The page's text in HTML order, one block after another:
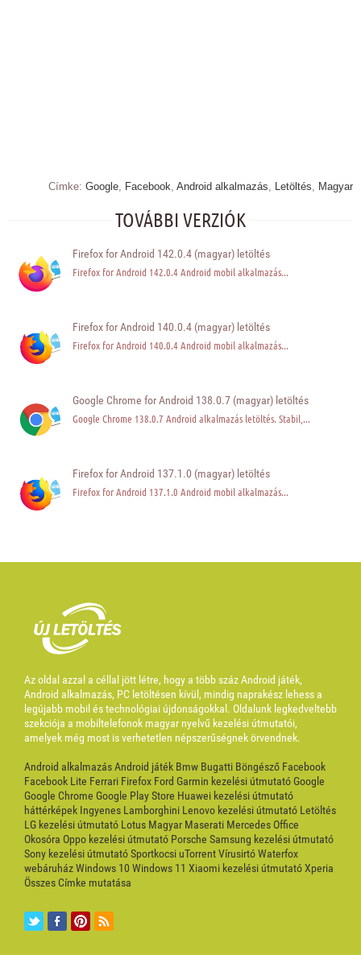
Címke: Google Facebook Android alkalmazás Letöltés Magyar
TOVÁBBI VERZIÓK
Firefox for Android 142.0.4 (magyar) letöltés
Firefox for Android 142.0.4 Android mobil alkalmazás...
Firefox for Android 140.0.4 (magyar) letöltés
Firefox for Android 140.0.4 Android mobil alkalmazás...
Google Chrome for Android 138.0.7 (magyar) letöltés
Google Chrome 138.0.7 Android alkalmazás letöltés. Stabil,...
Firefox for Android 137.1.0 (magyar) letöltés
Firefox for Android 137.1.0 Android mobil alkalmazás...
Az oldal azzal a céllal jött létre, hogy a több száz Android játék,
Android alkalmazás, PC letöltésen kívül, mindig naprakész lehess a
legújabb mobil és technológiai újdonságokkal. Oldalunk legkedveltebb
szekciója a mobiltelefonok magyar nyelvű kezelési útmutatói,
amelyek még most is verhetetlen népszerűségnek örvendnek.
Android alkalmazásAndroid játék Bmw Bugatti Böngésző Facebook
Facebook Lite Ferrari Firefox Ford Garmin kezelési útmutatóGoogle
Google Chrome Google Play Store Huawei kezelési útmutató
háttérképek Ingyenes Lamborghini Lenovo kezelési útmutató Letöltés
LG kezelési útmutató Lotus Magyar Maserati Mercedes Office
Okosóra Oppo kezelési útmutató Porsche Samsung kezelési útmutató
Sony kezelési útmutatóSportkocsi uTorrentVírusirtóWaterfox
webáruházWindows 10 Windows 11 Xiaomi kezelési útmutatóXperia
Összes Címke mutatása